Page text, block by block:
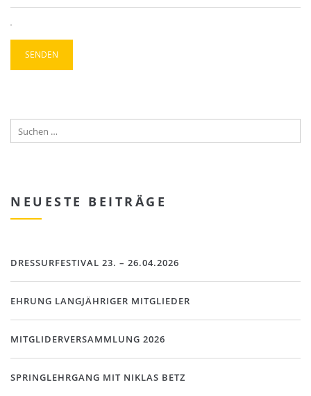
NEUESTE BEITRÄGE
DRESSURFESTIVAL 23. – 26.04.2026
EHRUNG LANGJÄHRIGER MITGLIEDER
MITGLIDERVERSAMMLUNG 2026
SPRINGLEHRGANG MIT NIKLAS BETZ